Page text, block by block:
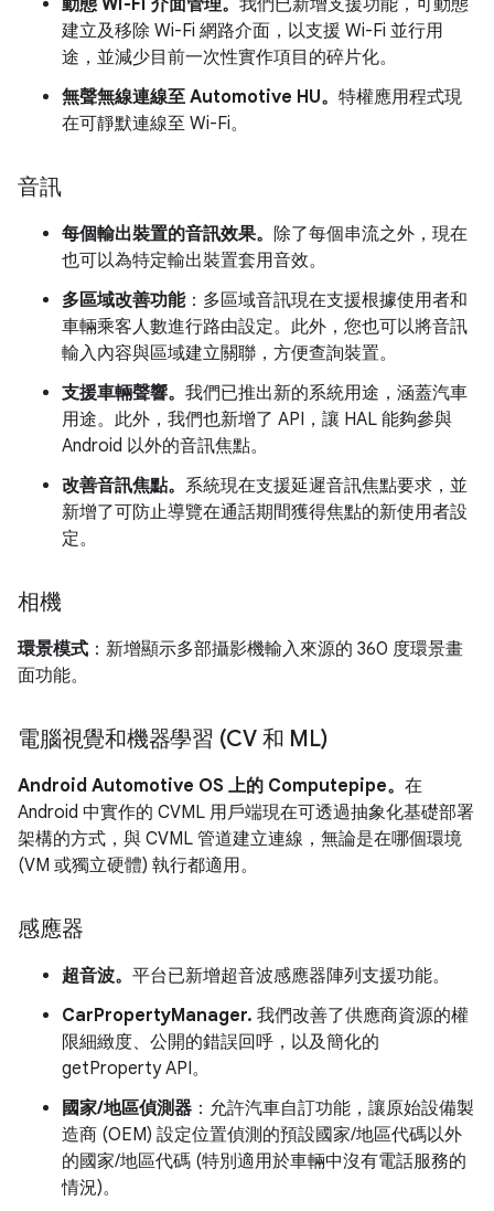
動態 Wi-Fi 介面管理。 我們已新增支援功能，可動態
建立及移除 Wi-Fi 網路介面，以支援 Wi-Fi 並行用
途，並減少目前一次性實作項目的碎片化。
無聲無線連線至 Automotive HU。 特權應用程式現
在可靜默連線至 Wi-Fi。
音訊
每個輸出裝置的音訊效果。 除了每個串流之外，現在
也可以為特定輸出裝置套用音效。
多區域改善功能：多區域音訊現在支援根據使用者和
車輛乘客人數進行路由設定。此外，您也可以將音訊
輸入內容與區域建立關聯，方便查詢裝置。
支援車輛聲響。 我們已推出新的系統用途，涵蓋汽車
用途。此外，我們也新增了 API，讓 HAL 能夠參與
Android 以外的音訊焦點。
改善音訊焦點。 系統現在支援延遲音訊焦點要求，並
新增了可防止導覽在通話期間獲得焦點的新使用者設
定。
相機
環景模式 ：新增顯示多部攝影機輸入來源的 360 度環景畫
面功能。
電腦視覺和機器學習 (CV 和 ML)
Android Automotive OS 上的 Computepipe。 在
Android 中實作的 CVML 用戶端現在可透過抽象化基礎部署
架構的方式，與 CVML 管道建立連線，無論是在哪個環境
(VM 或獨立硬體) 執行都適用。
感應器
超音波。 平台已新增超音波感應器陣列支援功能。
CarPropertyManager. 我們改善了供應商資源的權
限細緻度、公開的錯誤回呼，以及簡化的
getProperty API。
國家/地區偵測器 ：允許汽車自訂功能，讓原始設備製
造商 (OEM) 設定位置偵測的預設國家/地區代碼以外
的國家/地區代碼 (特別適用於車輛中沒有電話服務的
情況)。